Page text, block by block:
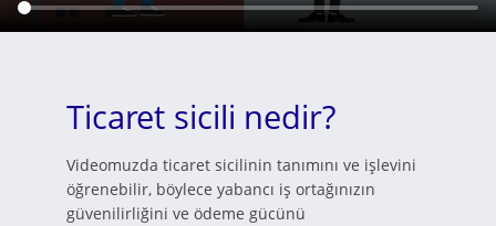
Ticaret sicili nedir?
Videomuzda ticaret sicilinin tanımını ve işlevini
öğrenebilir, böylece yabancı iş ortağınızın
güvenilirliğini ve ödeme gücünü